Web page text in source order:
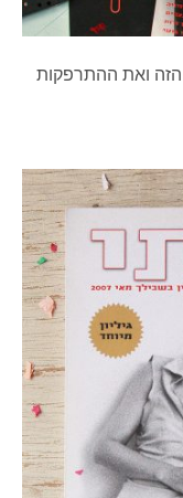
הזה ואת ההתרפקות